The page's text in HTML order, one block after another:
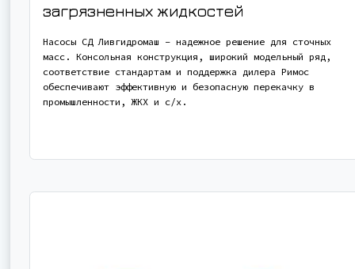
загрязненных жидкостей
Насосы СД Ливгидромаш – надежное решение для сточных
масс. Консольная конструкция, широкий модельный ряд,
соответствие стандартам и поддержка дилера Римос
обеспечивают эффективную и безопасную перекачку в
промышленности, ЖКХ и с/х.